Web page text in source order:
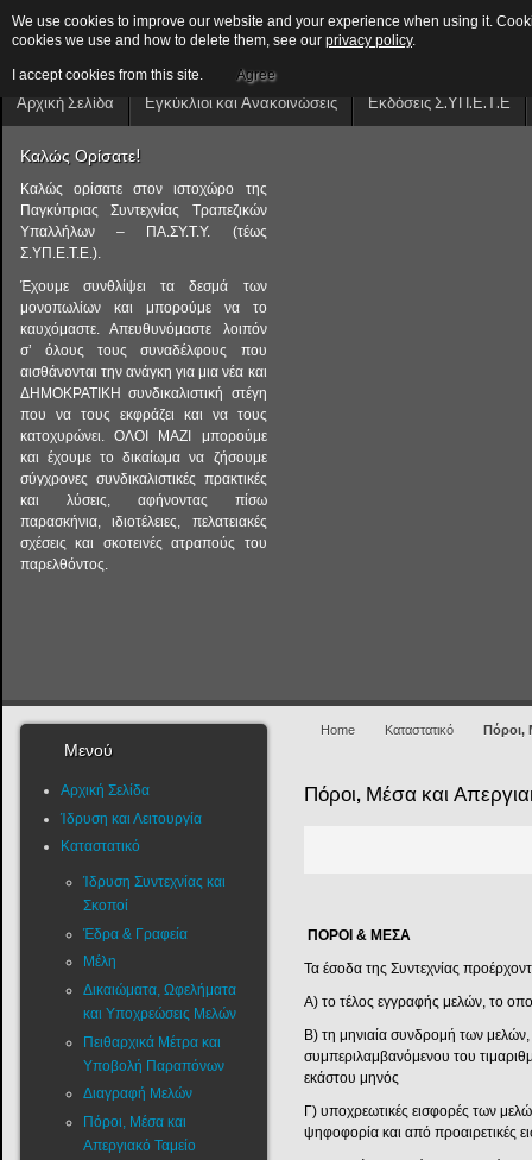
Αρχική Σελίδα Εγκύκλιοι και Ανακοινώσεις Εκδόσεις Σ.ΥΠ.Ε.Τ.Ε
Καλώς Ορίσατε!
Καλώς ορίσατε στον ιστοχώρο της
Παγκύπριας Συντεχνίας Τραπεζικών
Υπαλλήλων – ΠΑ.ΣΥ.Τ.Υ. (τέως
Σ.ΥΠ.Ε.Τ.Ε.).
Έχουμε συνθλίψει τα δεσμά των
μονοπωλίων και μπορούμε να το
καυχόμαστε. Απευθυνόμαστε λοιπόν
σ’ όλους τους συναδέλφους που
αισθάνονται την ανάγκη για μια νέα και
ΔΗΜΟΚΡΑΤΙΚΗ συνδικαλιστική στέγη
που να τους εκφράζει και να τους
κατοχυρώνει. ΟΛΟΙ ΜΑΖΙ μπορούμε
και έχουμε το δικαίωμα να ζήσουμε
σύγχρονες συνδικαλιστικές πρακτικές
και λύσεις, αφήνοντας πίσω
παρασκήνια, ιδιοτέλειες, πελατειακές
σχέσεις και σκοτεινές ατραπούς του
παρελθόντος.
Home Καταστατικό Πόροι,
Πόροι, Μέσα και
ΠΟΡΟΙ & ΜΕΣΑ
Τα έσοδα της Συντεχνίας
Α) το τέλος εγγραφής μελών, το
Β) τη μηνιαία συνδρομή των
συμπεριλαμβανόμενου του
εκάστου μηνός
Γ) υποχρεωτικές εισφορές των
ψηφοφορία και από προαιρετικές
Μενού
Αρχική Σελίδα
Ίδρυση και Λειτουργία
Καταστατικό
Ίδρυση Συντεχνίας και
Σκοποί
Έδρα & Γραφεία
Μέλη
Δικαιώματα, Ωφελήματα
και Υποχρεώσεις Μελών
Πειθαρχικά Μέτρα και
Υποβολή Παραπόνων
Διαγραφή Μελών
Πόροι, Μέσα και
Απεργιακό Ταμείο
We use cookies to improve our website and your experience when using it.
cookies we use and how to delete them, see our privacy policy.
I accept cookies from this site. Agree